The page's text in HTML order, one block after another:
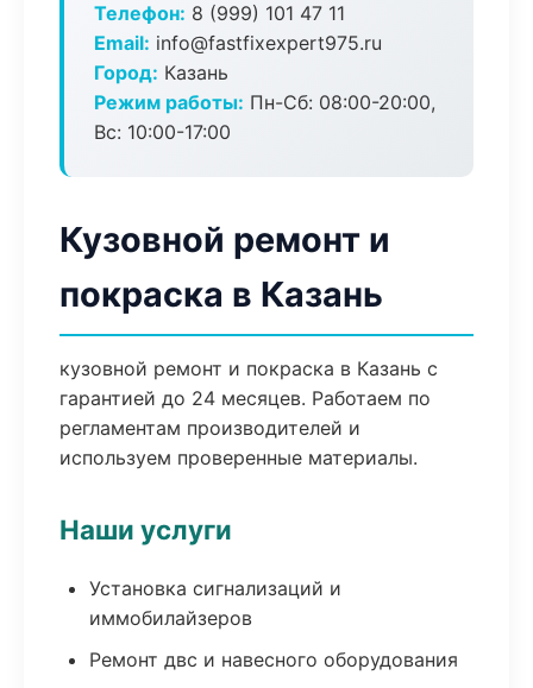
Телефон: 8 (999) 101 47 11
Email: info@fastfixexpert975.ru
Город: Казань
Режим работы: Пн-Сб: 08:00-20:00,
Вс: 10:00-17:00
Кузовной ремонт и
покраска в Казань
кузовной ремонт и покраска в Казань с
гарантией до 24 месяцев. Работаем по
регламентам производителей и
используем проверенные материалы.
Наши услуги
Установка сигнализаций и
иммобилайзеров
Ремонт двс и навесного оборудования